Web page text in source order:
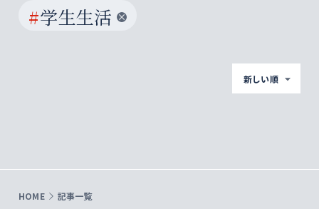
#学生生活
新しい順
HOME 記事一覧